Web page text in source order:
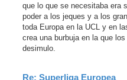
que lo que se necesitaba era
poder a los jeques y a los
toda Europa en la UCL y en
crea una burbuja en la que
desimulo.
Re: Superliga Europea